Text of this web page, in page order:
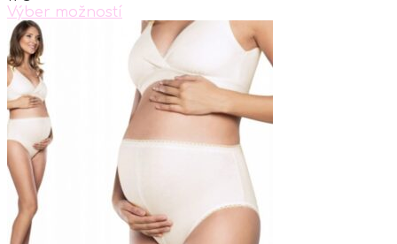
the
product
page
Výber možností
This
product
has
multiple
variants.
The
options
may
be
chosen
on
the
product
page